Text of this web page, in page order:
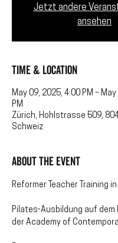
Jetzt andere
ansehen
Time & Location
May 09, 2025, 4:00 PM –
PM
Zürich, Hohlstrasse 509,
Schweiz
About the event
Reformer Teacher Training
Pilates-Ausbildung auf dem
der Academy of